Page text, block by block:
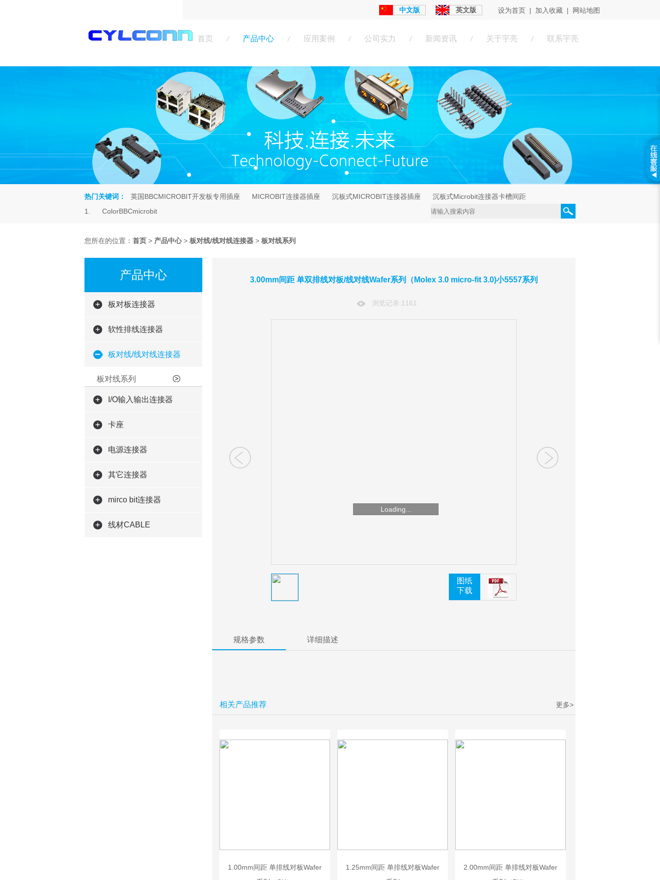
中文版 英文版 设为首页 | 加入收藏 | 网站地图
首页 / 产品中心 / 应用案例 / 公司实力 / 新闻资讯 / 关于宇亮 / 联系宇亮
热门关键词： 英国BBCMICROBIT开发板专用插座 MICROBIT连接器插座 沉板式MICROBIT连接器插座
沉板式Microbit连接器卡槽间距
1.
ColorBBCmicrobit
Search
您所在的位置： 首页 > 产品中心> 板对线/线对线连接器 > 板对线系列
产品中心
板对板连接器
软性排线连接器
板对线/线对线连接器
板对线系列
I/O输入输出连接器
卡座
电源连接器
其它连接器
mirco bit连接器
线材CABLE
3.00mm间距 单双排线对板/线对线Wafer系列（Molex 3.0 micro-fit 3.0)小5557系列
浏览记录:1161
Loading...
图纸
下载
规格参数 详细描述
相关产品推荐 更多>
1.00mm间距 单排线对板Wafer
1.25mm间距 单排线对板Wafer
2.00mm间距 单排线对板Wafer